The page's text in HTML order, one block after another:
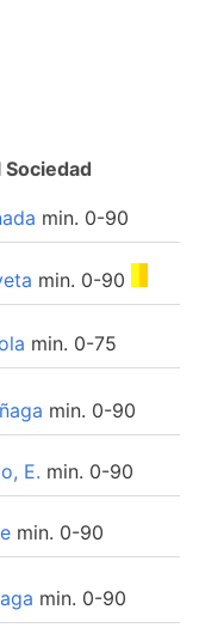
min. 0-90
min. 0-90
min. 0-75
min. 0-90
E. min. 0-90
min. 0-90
min. 0-90